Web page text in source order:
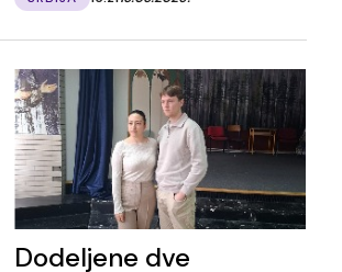
Dodeljene dve